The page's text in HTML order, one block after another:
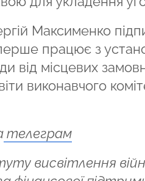
Максименко
працює з
від місцевих
виконавчого
телеграм
висвітлення